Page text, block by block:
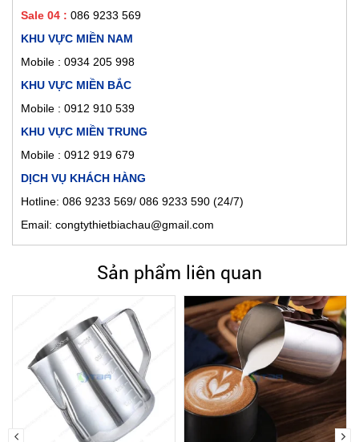
Sale 04 : 086 9233 569
KHU VỰC MIỀN NAM
Mobile : 0934 205 998
KHU VỰC MIỀN BẮC
Mobile : 0912 910 539
KHU VỰC MIỀN TRUNG
Mobile : 0912 919 679
DỊCH VỤ KHÁCH HÀNG
Hotline: 086 9233 569/ 086 9233 590 (24/7)
Email: congtythietbiachau@gmail.com
Sản phẩm liên quan